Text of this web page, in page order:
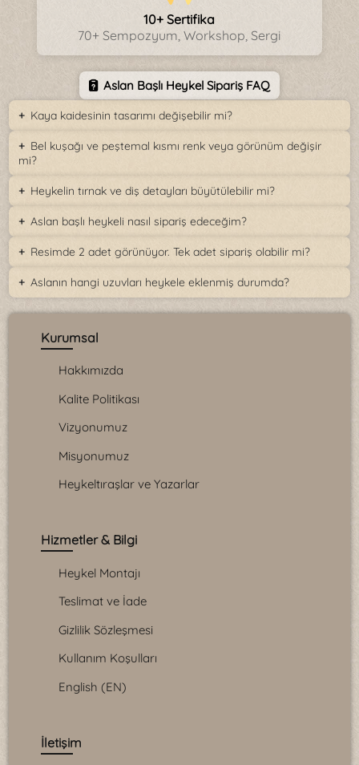
10+ Sertifika
70+ Sempozyum, Workshop, Sergi
Aslan Başlı Heykel Sipariş FAQ
Kaya kaidesinin tasarımı değişebilir mi?
Bel kuşağı ve peştemal kısmı renk veya görünüm değişir
mi?
Heykelin tırnak ve diş detayları büyütülebilir mi?
Aslan başlı heykeli nasıl sipariş edeceğim?
Resimde 2 adet görünüyor. Tek adet sipariş olabilir mi?
Aslanın hangi uzuvları heykele eklenmiş durumda?
Kurumsal
Hakkımızda
Kalite Politikası
Vizyonumuz
Misyonumuz
Heykeltıraşlar ve Yazarlar
Hizmetler & Bilgi
Heykel Montajı
Teslimat ve İade
Gizlilik Sözleşmesi
Kullanım Koşulları
English (EN)
İletişim